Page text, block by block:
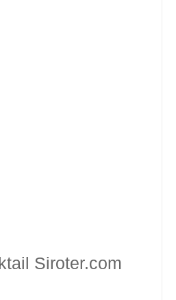
Siroter.com